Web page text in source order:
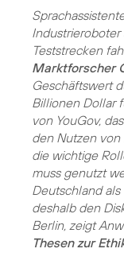
Teststrecken
Marktforscher
Geschäftswert
Billionen Dollar
von YouGov,
den Nutzen von
die wichtige
muss genutzt
Deutschland
deshalb den
Berlin, zeigt
Thesen zur